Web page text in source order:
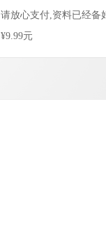
请放心支付,资料已经备
¥9.99元
9.99